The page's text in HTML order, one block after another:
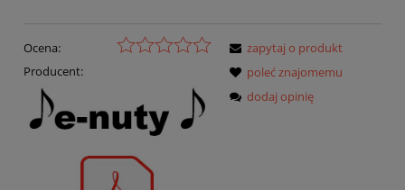
Ocena:
Producent:
zapytaj o produkt
poleć znajomemu
dodaj opinię